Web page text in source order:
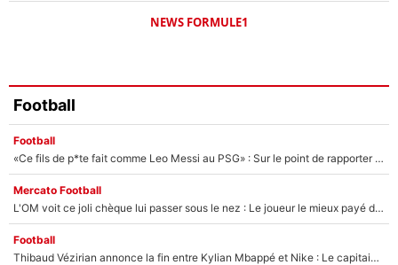
NEWS FORMULE1
Football
Football
«Ce fils de p*te fait comme Leo Messi au PSG» : Sur le point de rapporter gros à l'OM, Facundo Medina raconte son clash avec des supporters !
Mercato Football
L'OM voit ce joli chèque lui passer sous le nez : Le joueur le mieux payé du club refuse de partir, son transfert est annulé à la dernière minute !
Football
Thibaud Vézirian annonce la fin entre Kylian Mbappé et Nike : Le capitaine de l'équipe de France lui répond sur Instagram !